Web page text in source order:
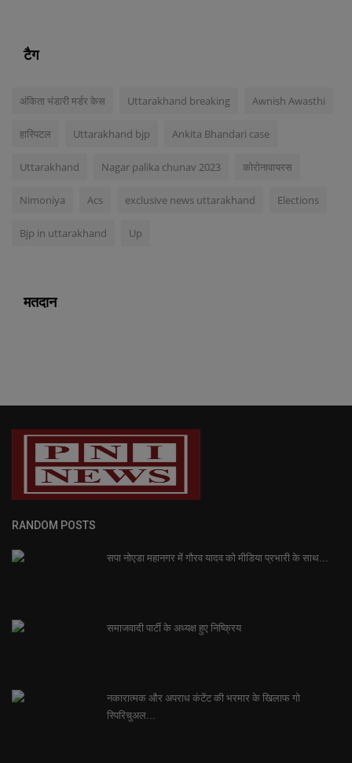
टैग
अंकिता भंडारी मर्डर केस Uttarakhand breaking Awnish Awasthi
हास्पिटल Uttarakhand bjp Ankita Bhandari case
Uttarakhand Nagar palika chunav 2023 कोरोनावायरस
Nimoniya Acs exclusive news uttarakhand Elections
Bjp in uttarakhand Up
मतदान
RANDOM POSTS
सपा नोएडा महानगर में गौरव यादव को मीडिया प्रभारी के साथ...
समाजवादी पार्टी के अध्यक्ष हुए निष्क्रिय
नकारात्मक और अपराध कंटेंट की भरमार के खिलाफ गो
स्पिरिचुअल...